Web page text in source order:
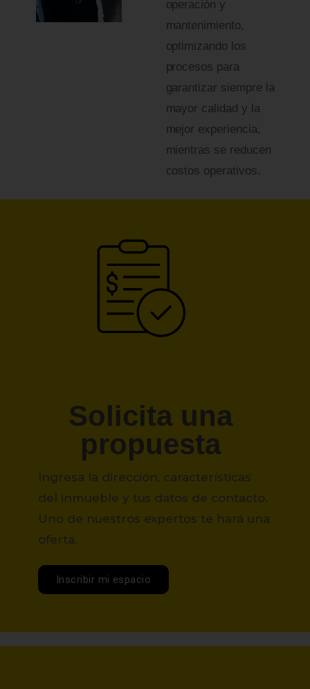
operación y
mantenimiento,
optimizando los
procesos para
garantizar siempre la
mayor calidad y la
mejor experiencia,
mientras se reducen
costos operativos.
Solicita una
propuesta
Ingresa la dirección, características
del inmueble y tus datos de contacto.
Uno de nuestros expertos te hará una
oferta.
Inscribir mi espacio